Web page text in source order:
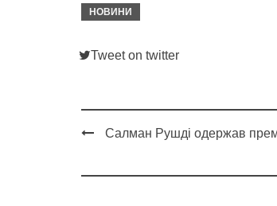
НОВИНИ
Tweet on twitter
navigation
Салман Рушді одержав